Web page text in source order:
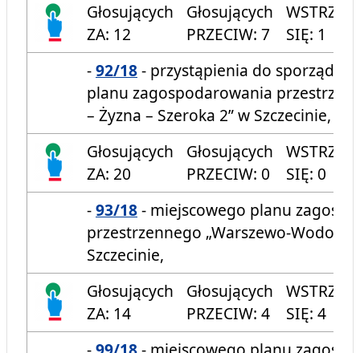
Głosujących
ZA: 12
Głosujących
PRZECIW: 7
SIĘ: 1
-92/18- przystąpienia do
planu zagospodarowania
– Żyzna – Szeroka 2” w Szczecinie,
Głosujących
ZA: 20
Głosujących
PRZECIW: 0
SIĘ: 0
-93/18- miejscowego planu
przestrzennego „Warszewo-
Szczecinie,
Głosujących
ZA: 14
Głosujących
PRZECIW: 4
SIĘ: 4